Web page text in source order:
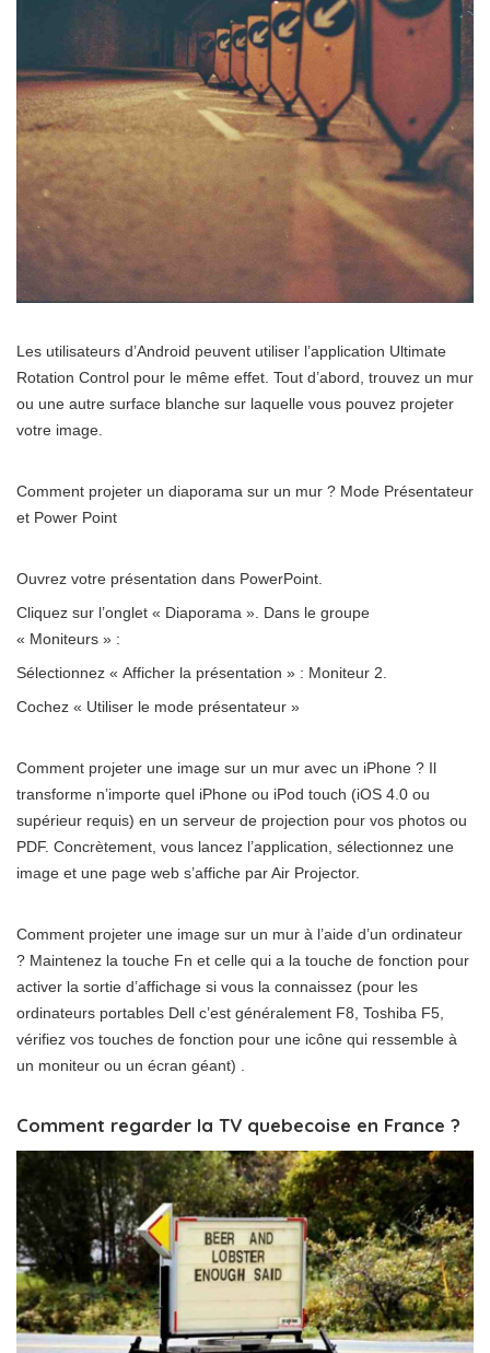
Les utilisateurs d’Android peuvent utiliser l’application Ultimate
Rotation Control pour le même effet. Tout d’abord, trouvez un mur
ou une autre surface blanche sur laquelle vous pouvez projeter
votre image.
Comment projeter un diaporama sur un mur ? Mode Présentateur
et Power Point
Ouvrez votre présentation dans PowerPoint.
Cliquez sur l’onglet « Diaporama ». Dans le groupe
« Moniteurs » :
Sélectionnez « Afficher la présentation » : Moniteur 2.
Cochez « Utiliser le mode présentateur »
Comment projeter une image sur un mur avec un iPhone ? Il
transforme n’importe quel iPhone ou iPod touch (iOS 4.0 ou
supérieur requis) en un serveur de projection pour vos photos ou
PDF. Concrètement, vous lancez l’application, sélectionnez une
image et une page web s’affiche par Air Projector.
Comment projeter une image sur un mur à l’aide d’un ordinateur
? Maintenez la touche Fn et celle qui a la touche de fonction pour
activer la sortie d’affichage si vous la connaissez (pour les
ordinateurs portables Dell c’est généralement F8, Toshiba F5,
vérifiez vos touches de fonction pour une icône qui ressemble à
un moniteur ou un écran géant) .
Comment regarder la TV quebecoise en France ?